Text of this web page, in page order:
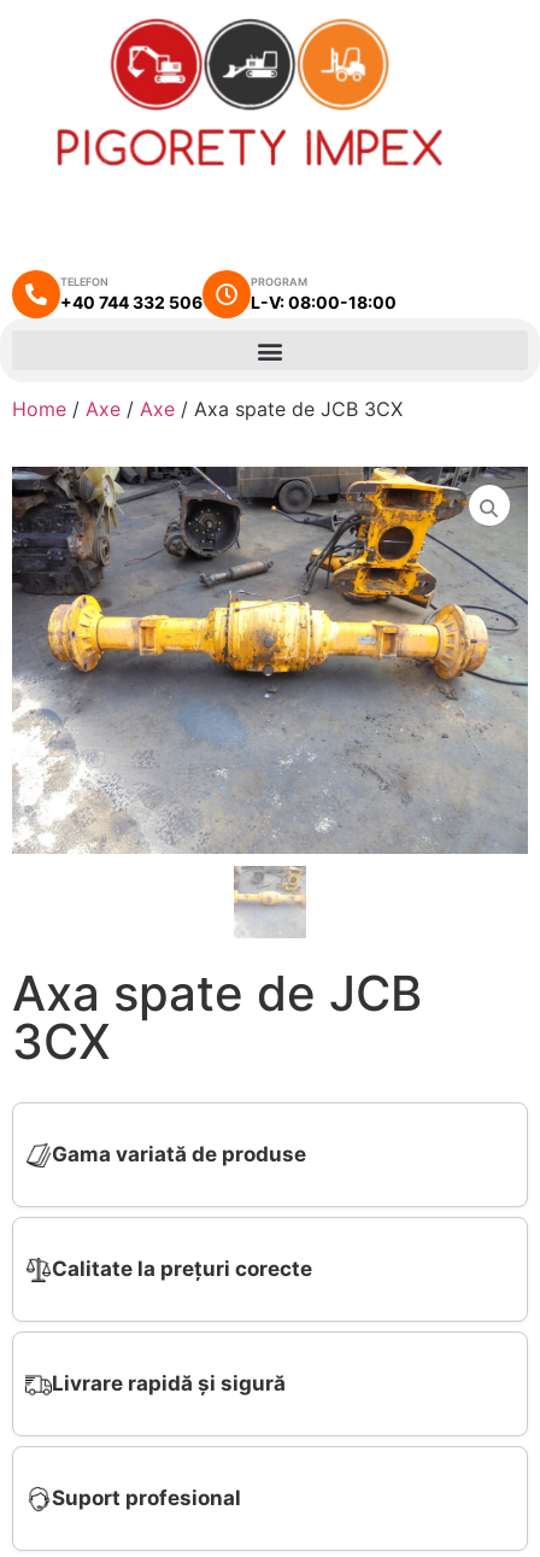
TELEFON
+40 744 332 506
PROGRAM
L-V: 08:00-18:00
Home / Axe / Axe / Axa spate de JCB 3CX
Axa spate de JCB
3CX
Gama variată de produse
Calitate la prețuri corecte
Livrare rapidă și sigură
Suport profesional